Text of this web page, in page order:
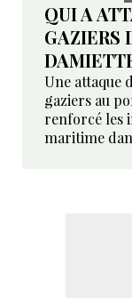
QUI A
GAZIERS
Une attaque
gaziers au
renforcé les
maritime